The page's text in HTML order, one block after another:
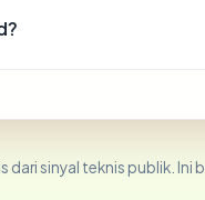
sinyal teknis publik. Ini